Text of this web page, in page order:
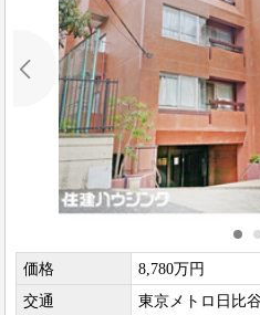
価格
8,780万円
交通
東京メトロ日比